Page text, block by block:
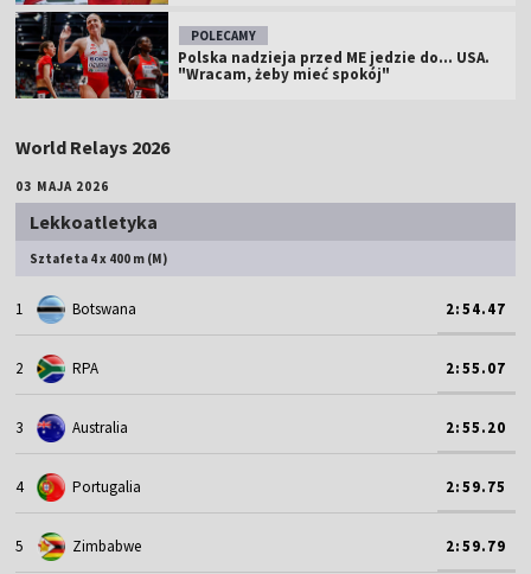
POLECAMY
Polska nadzieja przed ME jedzie do... USA.
"Wracam, żeby mieć spokój"
World Relays 2026
03 MAJA 2026
Lekkoatletyka
Sztafeta 4 x 400 m (M)
1 Botswana 2:54.47
2 RPA 2:55.07
3 Australia 2:55.20
4 Portugalia 2:59.75
5 Zimbabwe 2:59.79